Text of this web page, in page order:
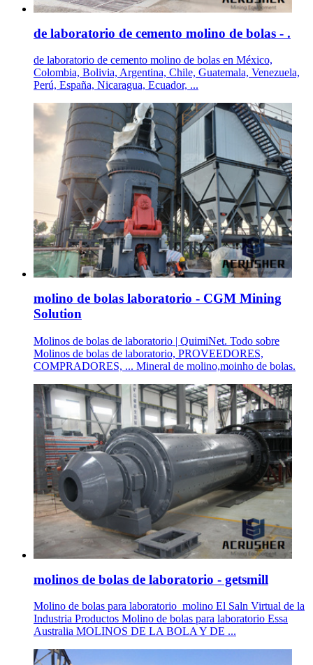
de laboratorio de cemento molino de bolas - .
de laboratorio de cemento molino de bolas en México,
Colombia, Bolivia, Argentina, Chile, Guatemala, Venezuela,
Perú, España, Nicaragua, Ecuador, ...
molino de bolas laboratorio - CGM Mining
Solution
Molinos de bolas de laboratorio | QuimiNet. Todo sobre
Molinos de bolas de laboratorio, PROVEEDORES,
COMPRADORES, ... Mineral de molino,moinho de bolas.
molinos de bolas de laboratorio - getsmill
Molino de bolas para laboratorio_molino El Saln Virtual de la
Industria Productos Molino de bolas para laboratorio Essa
Australia MOLINOS DE LA BOLA Y DE ...